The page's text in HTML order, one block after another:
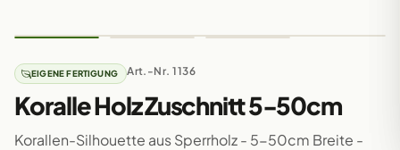
EIGENE FERTIGUNG Art.-Nr. 1136
Koralle Holz Zuschnitt 5-50cm
Korallen-Silhouette aus Sperrholz - 5-50cm Breite -